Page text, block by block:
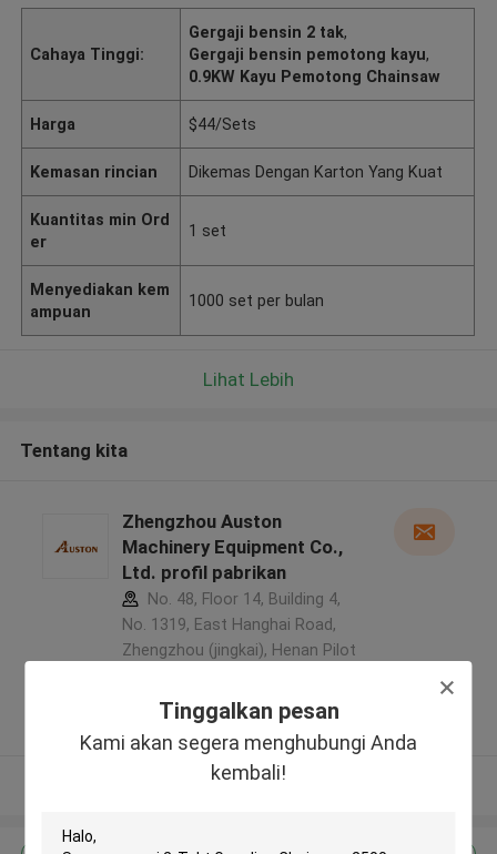
Tinggalkan pesan
Kami akan segera menghubungi Anda
kembali!
Cahaya Tinggi:
Gergaji bensin 2 tak,
Gergaji bensin pemotong kayu,
0.9KW Kayu Pemotong Chainsaw
Harga $44/Sets
Kemasan rincian Dikemas Dengan Karton Yang Kuat
Kuantitas min Ord
er
1 set
Menyediakan kem
ampuan
1000 set per bulan
Lihat Lebih
Tentang kita
Zhengzhou Auston
Machinery Equipment Co.,
Ltd. profil pabrikan
No. 48, Floor 14, Building 4,
No. 1319, East Hanghai Road,
Zhengzhou (jingkai), Henan Pilot
5.0
Diverifikasi pemasok
Lihat Lebih